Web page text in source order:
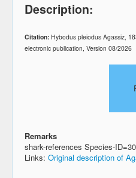
Description:
Citation: Hybodus pleiodus Agassiz,
electronic publication, Version 08/2026
Remarks
shark-references Species-
Links: Original description of